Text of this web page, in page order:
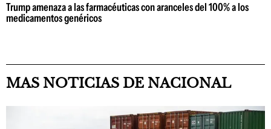
Trump amenaza a las farmacéuticas con aranceles del 100% a los
medicamentos genéricos
MAS NOTICIAS DE NACIONAL